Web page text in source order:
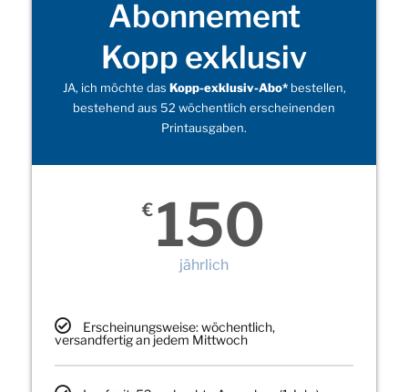
Abonnement
Kopp exklusiv
JA, ich möchte das Kopp-exklusiv-Abo*bestellen,
bestehend aus 52 wöchentlich erscheinenden
Printausgaben.
€ 150
jährlich
Erscheinungsweise: wöchentlich,
versandfertig an jedem Mittwoch